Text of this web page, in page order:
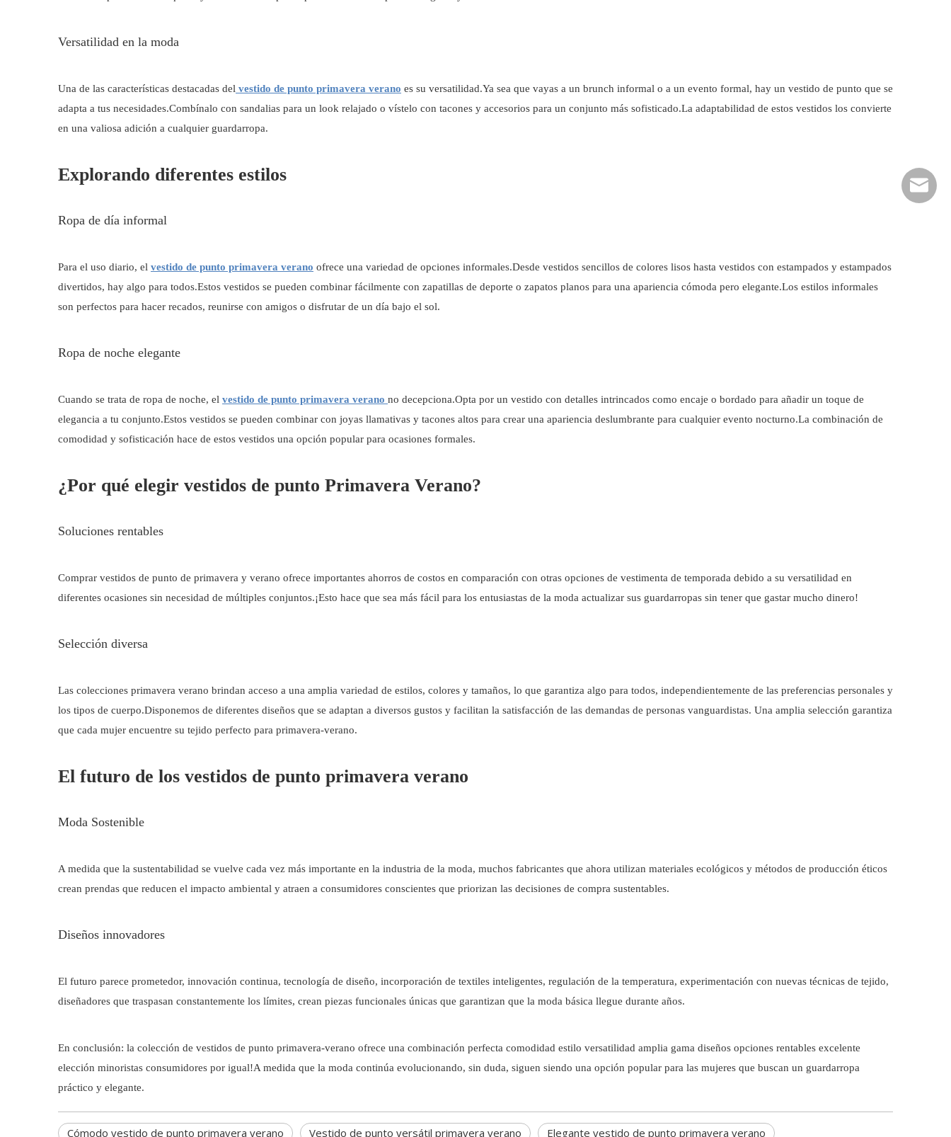
Versatilidad en la moda
Una de las características destacadas del vestido de punto primavera verano es su versatilidad.Ya sea que vayas a un brunch informal o a un evento formal, hay un vestido de punto que se
adapta a tus necesidades.Combínalo con sandalias para un look relajado o vístelo con tacones y accesorios para un conjunto más sofisticado.La adaptabilidad de estos vestidos los convierte
en una valiosa adición a cualquier guardarropa.
Explorando diferentes estilos
Ropa de día informal
Para el uso diario, el vestido de punto primavera verano ofrece una variedad de opciones informales.Desde vestidos sencillos de colores lisos hasta vestidos con estampados y estampados
divertidos, hay algo para todos.Estos vestidos se pueden combinar fácilmente con zapatillas de deporte o zapatos planos para una apariencia cómoda pero elegante.Los estilos informales
son perfectos para hacer recados, reunirse con amigos o disfrutar de un día bajo el sol.
Ropa de noche elegante
Cuando se trata de ropa de noche, el vestido de punto primavera verano no decepciona.Opta por un vestido con detalles intrincados como encaje o bordado para añadir un toque de
elegancia a tu conjunto.Estos vestidos se pueden combinar con joyas llamativas y tacones altos para crear una apariencia deslumbrante para cualquier evento nocturno.La combinación de
comodidad y sofisticación hace de estos vestidos una opción popular para ocasiones formales.
¿Por qué elegir vestidos de punto Primavera Verano?
Soluciones rentables
Comprar vestidos de punto de primavera y verano ofrece importantes ahorros de costos en comparación con otras opciones de vestimenta de temporada debido a su versatilidad en
diferentes ocasiones sin necesidad de múltiples conjuntos.¡Esto hace que sea más fácil para los entusiastas de la moda actualizar sus guardarropas sin tener que gastar mucho dinero!
Selección diversa
Las colecciones primavera verano brindan acceso a una amplia variedad de estilos, colores y tamaños, lo que garantiza algo para todos, independientemente de las preferencias personales y
los tipos de cuerpo.Disponemos de diferentes diseños que se adaptan a diversos gustos y facilitan la satisfacción de las demandas de personas vanguardistas. Una amplia selección garantiza
que cada mujer encuentre su tejido perfecto para primavera-verano.
El futuro de los vestidos de punto primavera verano
Moda Sostenible
A medida que la sustentabilidad se vuelve cada vez más importante en la industria de la moda, muchos fabricantes que ahora utilizan materiales ecológicos y métodos de producción éticos
crean prendas que reducen el impacto ambiental y atraen a consumidores conscientes que priorizan las decisiones de compra sustentables.
Diseños innovadores
El futuro parece prometedor, innovación continua, tecnología de diseño, incorporación de textiles inteligentes, regulación de la temperatura, experimentación con nuevas técnicas de tejido,
diseñadores que traspasan constantemente los límites, crean piezas funcionales únicas que garantizan que la moda básica llegue durante años.
En conclusión: la colección de vestidos de punto primavera-verano ofrece una combinación perfecta comodidad estilo versatilidad amplia gama diseños opciones rentables excelente
elección minoristas consumidores por igual!A medida que la moda continúa evolucionando, sin duda, siguen siendo una opción popular para las mujeres que buscan un guardarropa
práctico y elegante.
Cómodo vestido de punto primavera verano Vestido de punto versátil primavera verano Elegante vestido de punto primavera verano